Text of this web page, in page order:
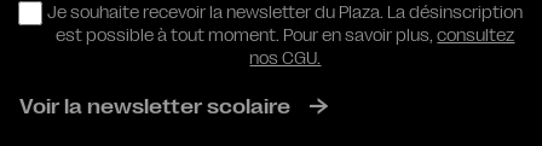
RGPD
Je souhaite recevoir la newsletter du Plaza. La désinscription
est possible à tout moment. Pour en savoir plus,consultez
nos CGU.
Voir la newsletter scolaire